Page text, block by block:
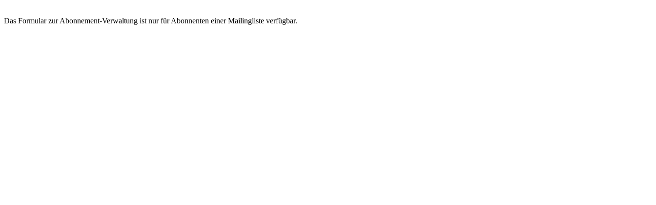
Das Formular zur Abonnement-Verwaltung ist nur für Abonnenten einer Mailingliste verfügbar.